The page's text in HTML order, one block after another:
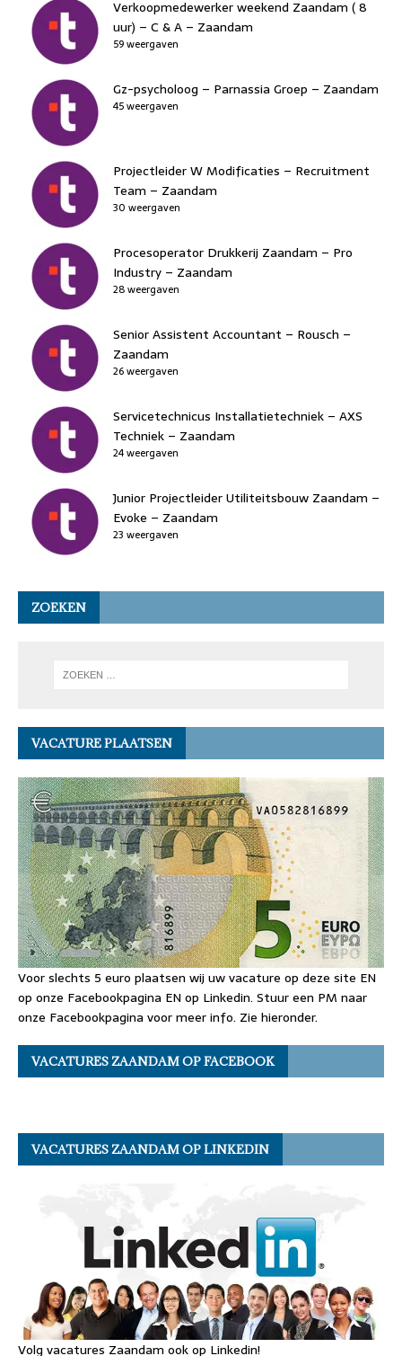
Verkoopmedewerker weekend Zaandam ( 8
uur) – C & A – Zaandam
59 weergaven
Gz-psycholoog – Parnassia Groep – Zaandam
45 weergaven
Projectleider W Modificaties – Recruitment
Team – Zaandam
30 weergaven
Procesoperator Drukkerij Zaandam – Pro
Industry – Zaandam
28 weergaven
Senior Assistent Accountant – Rousch –
Zaandam
26 weergaven
Servicetechnicus Installatietechniek – AXS
Techniek – Zaandam
24 weergaven
Junior Projectleider Utiliteitsbouw Zaandam –
Evoke – Zaandam
23 weergaven
ZOEKEN
VACATURE PLAATSEN
Voor slechts 5 euro plaatsen wij uw vacature op deze site EN
op onze Facebookpagina EN op Linkedin. Stuur een PM naar
onze Facebookpagina voor meer info. Zie hieronder.
VACATURES ZAANDAM OP FACEBOOK
VACATURES ZAANDAM OP LINKEDIN
Volg vacatures Zaandam ook op Linkedin!